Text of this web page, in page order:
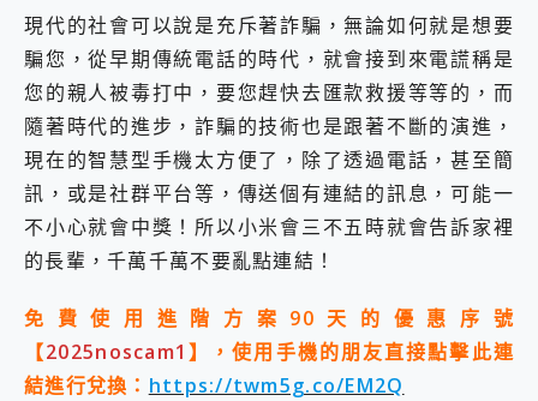
COMPUTEX 2025 來囉！AGI亞奇雷 AI・Gaming・創作儲存方案登場，趕快來AGI亞奇雷挑戰任務抽 PS5！
自帶線的 有線無線都能充 ONPRO MagReact M5 10000mAh 5合1 磁吸無線急速行動電源 開箱 評測
飛利浦 JS7310 ⚡【電急便｜行動儲能救車電源】 可靠的旅行夥伴！帶給您優異的安全性與強大供電效能
是螢幕也是電視! 一機超多用途「MSI微星 Modern MD272UPSW 27型」 4K IPS 輕薄商用智慧聯網螢幕 開箱 評測
您的專屬AI 助手 Yoga Slim 7 Aura Edition 觸控AI筆電 開箱 評測
iPhone、Apple Watch、AirPods耳機 三個設備充電一起搞定 ONPRO MagReact™ M3 3 in 1可攜摺疊無線充電器 開箱 評測
動靜皆宜「HUAWEI FreeArc」開放式耳掛耳機，無感配戴! 超穩超服貼，音質、通話也很優質
好玩好拍 vivo V50 ~ 口袋裡的 Zeiss 潮流攝影棚!
25種洗烘模式一機搞定! Roborock 衣莉莎白 H1 Neo分子篩洗脫烘 AI 滾筒洗衣機
給 MSI Claw 系列電競掌機 最完美的家 MSI Nest Docking Station 掌機專屬擴充底座 開箱 評測
2億 APO蔡司長焦神機降臨~ vivo X200 Pro、vivo X200 就是這麼好拍
EaseUS Vocal Remover 免費線上去聲器一鍵去除人聲 人聲 音樂分離 2024 消除人聲推薦
3 個超值 MHN 飛人工具分享~~ iToolab AnyGo 魔物獵人 Now飛人 ios教學 不出門也可以到處走
現代的社會可以說是充斥著詐騙，無論如何就是想要
騙您，從早期傳統電話的時代，就會接到來電謊稱是
您的親人被毒打中，要您趕快去匯款救援等等的，而
隨著時代的進步，詐騙的技術也是跟著不斷的演進，
現在的智慧型手機太方便了，除了透過電話，甚至簡
訊，或是社群平台等，傳送個有連結的訊息，可能一
不小心就會中獎！所以小米會三不五時就會告訴家裡
的長輩，千萬千萬不要亂點連結！
免費使用進階方案90天的優惠序號
【2025noscam1 】，使用手機的朋友直接點擊此連
結進行兌換： https://twm5g.co/EM2Q